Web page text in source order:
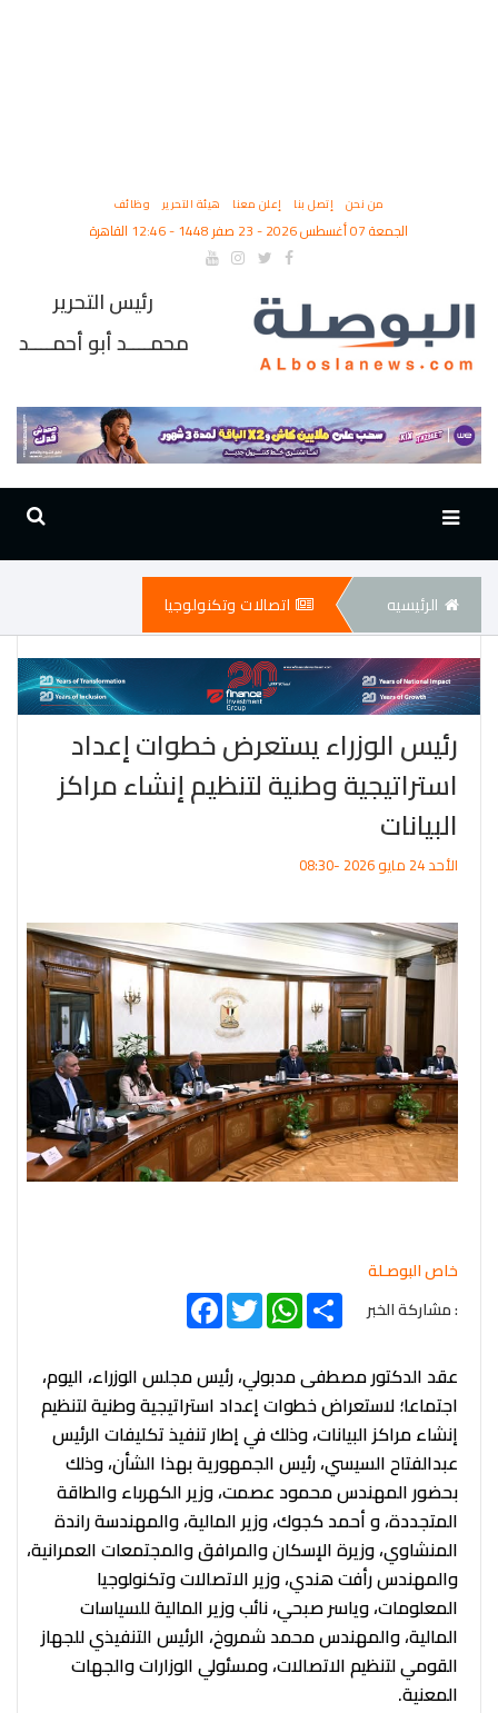
من نحن إتصل بنا إعلن معنا هيئة التحرير وظائف
الجمعة 07 أغسطس 2026 - 23 صفر 1448 - 12:46 القاهرة
رئيس التحرير
محمــــد أبو أحمــــد
الرئيسيه اتصالات وتكنولوجيا
رئيس الوزراء يستعرض خطوات إعداد
استراتيجية وطنية لتنظيم إنشاء مراكز
البيانات
الأحد 24 مايو 2026 -08:30
خاص البوصـلة
: مشاركة الخبر
FacebookTwitter
WhatsAppShare
عقد الدكتور مصطفى مدبولي، رئيس مجلس الوزراء، اليوم،
اجتماعا؛ لاستعراض خطوات إعداد استراتيجية وطنية لتنظيم
إنشاء مراكز البيانات، وذلك في إطار تنفيذ تكليفات الرئيس
عبدالفتاح السيسي، رئيس الجمهورية بهذا الشأن، وذلك
بحضور المهندس محمود عصمت، وزير الكهرباء والطاقة
المتجددة، و أحمد كجوك، وزير المالية، والمهندسة راندة
المنشاوي، وزيرة الإسكان والمرافق والمجتمعات العمرانية،
والمهندس رأفت هندي، وزير الاتصالات وتكنولوجيا
المعلومات، وياسر صبحي، نائب وزير المالية للسياسات
المالية، والمهندس محمد شمروخ، الرئيس التنفيذي للجهاز
القومي لتنظيم الاتصالات، ومسئولي الوزارات والجهات
المعنية.